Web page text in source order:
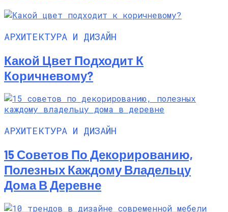
АРХИТЕКТУРА И ДИЗАЙН
Какой Цвет Подходит К
Коричневому?
АРХИТЕКТУРА И ДИЗАЙН
15 Советов По Декорированию,
Полезных Каждому Владельцу
Дома В Деревне